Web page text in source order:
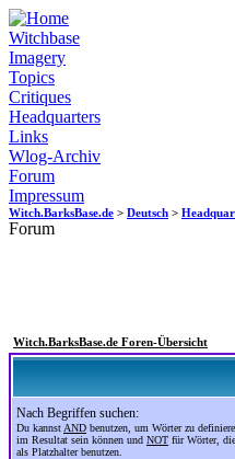
Witchbase
Imagery
Topics
Critiques
Headquarters
Links
Wlog-Archiv
Forum
Impressum
Witch.BarksBase.de > Deutsch >
Forum
Witch.BarksBase.de Foren-Übersicht
Nach Begriffen suchen:
Du kannst AND benutzen, um Wörter zu
im Resultat sein können und NOT für Wörter,
als Platzhalter benutzen.